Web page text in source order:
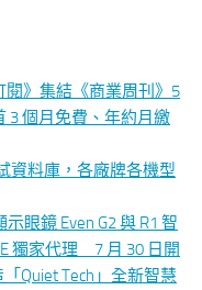
》集結《商業周刊》5
個月免費、年約月繳
資料庫，各廠牌各機型
眼鏡 Even G2 與 R1 智
獨家代理 7 月 30 日開
Quiet Tech」全新智慧